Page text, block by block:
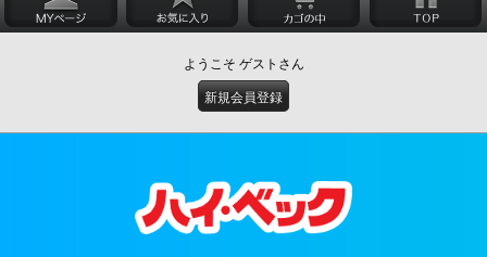
ようこそ ゲストさん
新規会員登録